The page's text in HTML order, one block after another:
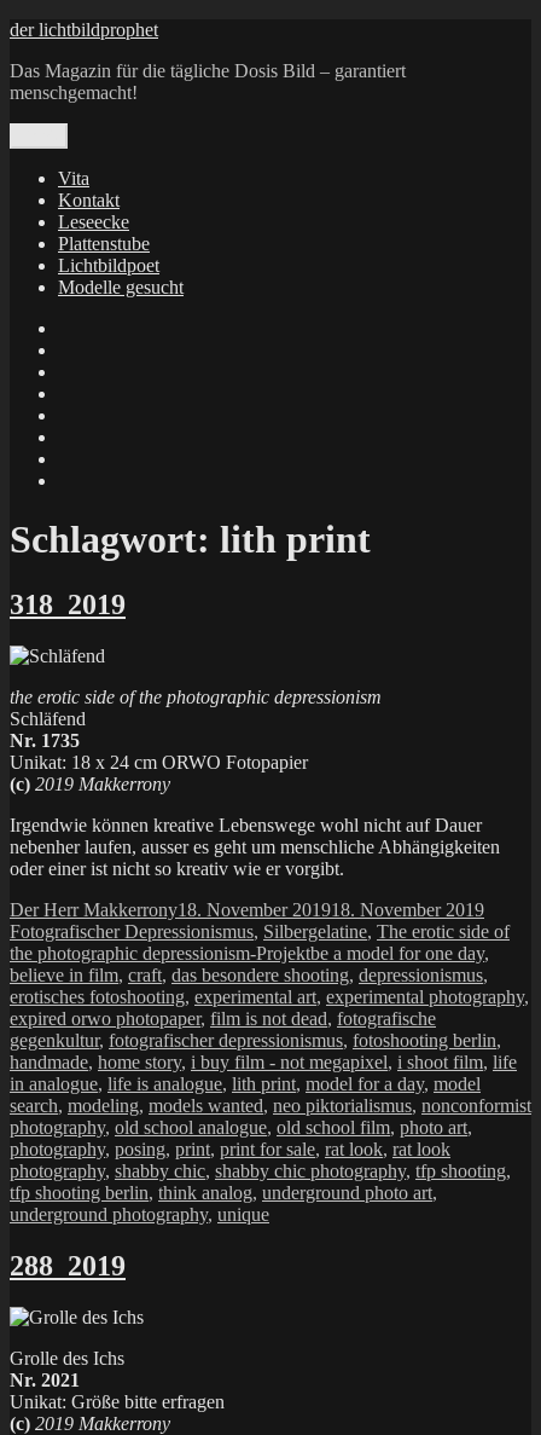
Zum
springen
der lichtbildprophet
Das Magazin für die tägliche Dosis Bild – garantiert
menschgemacht!
Vita
Kontakt
Leseecke
Plattenstube
Lichtbildpoet
Modelle gesucht
X
Schlagwort: lith print
318_2019
the erotic side of the photographic depressionism
Schläfend
Nr. 1735
Unikat: 18 x 24 cm ORWO Fotopapier
(c) 2019 Makkerrony
Irgendwie können kreative Lebenswege wohl nicht auf Dauer
nebenher laufen, ausser es geht um menschliche Abhängigkeiten
oder einer ist nicht so kreativ wie er vorgibt.
Autor
Der Herr MakkerronyVeröffentlicht
am
18. November 201918. November 2019
Fotografischer Depressionismus, Silbergelatine, The erotic side of
the photographic depressionism-ProjektSchlagwörter
be a model for one day,
believe in film, craft, das besondere shooting, depressionismus,
erotisches fotoshooting, experimental art, experimental photography,
expired orwo photopaper, film is not dead, fotografische
gegenkultur, fotografischer depressionismus, fotoshooting berlin,
handmade, home story, i buy film - not megapixel, i shoot film, life
in analogue, life is analogue, lith print, model for a day, model
search, modeling, models wanted, neo piktorialismus, nonconformist
photography, old school analogue, old school film, photo art,
photography, posing, print, print for sale, rat look, rat look
photography, shabby chic, shabby chic photography, tfp shooting,
tfp shooting berlin, think analog, underground photo art,
underground photography, unique
288_2019
Grolle des Ichs
Nr. 2021
Unikat: Größe bitte erfragen
(c) 2019 Makkerrony